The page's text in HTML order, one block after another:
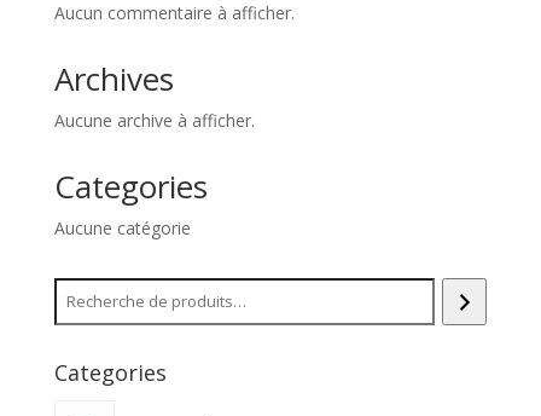
Aucun commentaire à afficher.
Archives
Aucune archive à afficher.
Categories
Aucune catégorie
Recherche
Categories